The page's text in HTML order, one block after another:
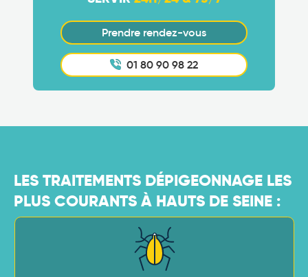
Prendre rendez-vous
01 80 90 98 22
LES TRAITEMENTS DÉPIGEONNAGE LES
PLUS COURANTS À HAUTS DE SEINE :